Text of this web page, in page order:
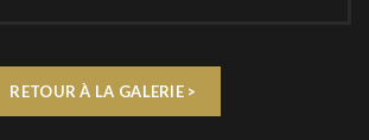
RETOUR À LA GALERIE >